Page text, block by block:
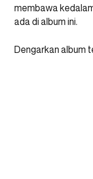
membawa
ada di album ini.
Dengarkan album